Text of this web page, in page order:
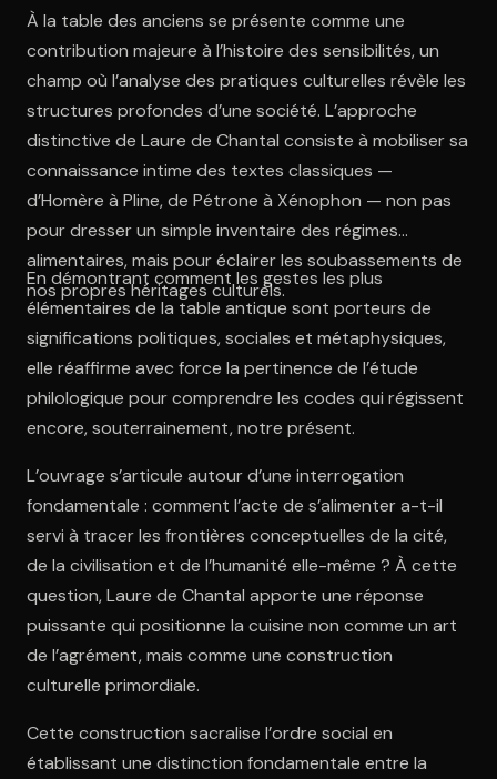
À la table des anciens se présente comme une
contribution majeure à l’histoire des sensibilités, un
champ où l’analyse des pratiques culturelles révèle les
structures profondes d’une société. L’approche
distinctive de Laure de Chantal consiste à mobiliser sa
connaissance intime des textes classiques —
d’Homère à Pline, de Pétrone à Xénophon — non pas
pour dresser un simple inventaire des régimes
alimentaires, mais pour éclairer les soubassements de
nos propres héritages culturels.
En démontrant comment les gestes les plus
élémentaires de la table antique sont porteurs de
significations politiques, sociales et métaphysiques,
elle réaffirme avec force la pertinence de l’étude
philologique pour comprendre les codes qui régissent
encore, souterrainement, notre présent.
L’ouvrage s’articule autour d’une interrogation
fondamentale : comment l’acte de s’alimenter a-t-il
servi à tracer les frontières conceptuelles de la cité,
de la civilisation et de l’humanité elle-même ? À cette
question, Laure de Chantal apporte une réponse
puissante qui positionne la cuisine non comme un art
de l’agrément, mais comme une construction
culturelle primordiale.
Cette construction sacralise l’ordre social en
établissant une distinction fondamentale entre la